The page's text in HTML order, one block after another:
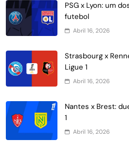
PSG x Lyon: um
futebol
Abril 16, 2026
Strasbourg x
Ligue 1
Abril 16, 2026
Nantes x Brest:
1
Abril 16, 2026